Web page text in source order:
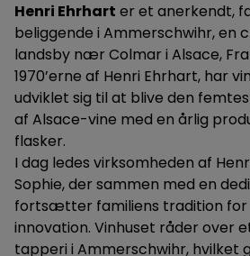
Henri Ehrhart er et anerkendt,
beliggende i Ammerschwihr, en
landsby nær Colmar i Alsace,
1970’erne af Henri Ehrhart, har
udviklet sig til at blive den
af Alsace-vine med en årlig
flasker.
I dag ledes virksomheden af
Sophie, der sammen med en
fortsætter familiens tradition for
innovation. Vinhuset råder over
tapperi i Ammerschwihr, hvilket